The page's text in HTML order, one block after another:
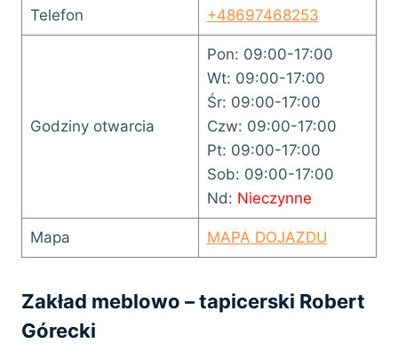
Telefon +48697468253
Godziny otwarcia
Pon: 09:00-17:00
Wt: 09:00-17:00
Śr: 09:00-17:00
Czw: 09:00-17:00
Pt: 09:00-17:00
Sob: 09:00-17:00
Nd: Nieczynne
Mapa MAPA DOJAZDU
Zakład meblowo – tapicerski Robert
Górecki